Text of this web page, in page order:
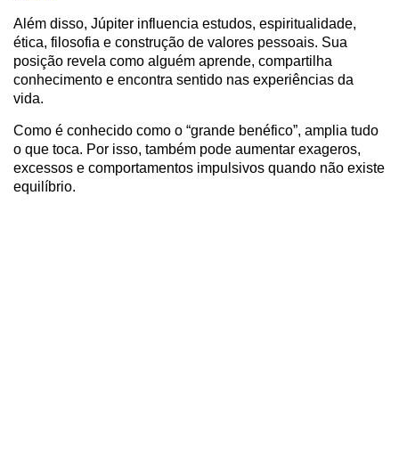
Além disso, Júpiter influencia estudos, espiritualidade,
ética, filosofia e construção de valores pessoais. Sua
posição revela como alguém aprende, compartilha
conhecimento e encontra sentido nas experiências da
vida.
Como é conhecido como o “grande benéfico”, amplia tudo
o que toca. Por isso, também pode aumentar exageros,
excessos e comportamentos impulsivos quando não existe
equilíbrio.